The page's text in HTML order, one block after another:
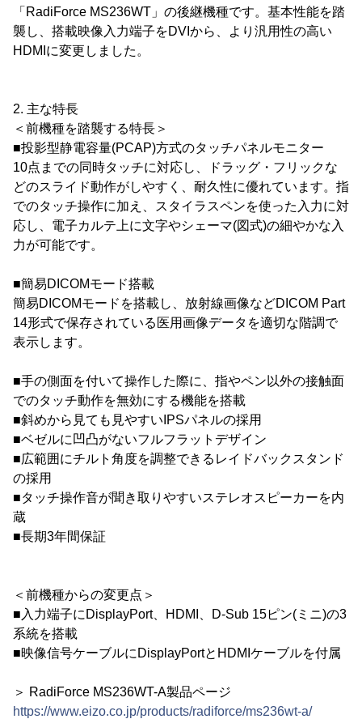
「RadiForce MS236WT」の後継機種です。基本性能を踏
襲し、搭載映像入力端子をDVIから、より汎用性の高い
HDMIに変更しました。
2. 主な特長
＜前機種を踏襲する特長＞
■投影型静電容量(PCAP)方式のタッチパネルモニター
10点までの同時タッチに対応し、ドラッグ・フリックな
どのスライド動作がしやすく、耐久性に優れています。指
でのタッチ操作に加え、スタイラスペンを使った入力に対
応し、電子カルテ上に文字やシェーマ(図式)の細やかな入
力が可能です。
■簡易DICOMモード搭載
簡易DICOMモードを搭載し、放射線画像などDICOM Part
14形式で保存されている医用画像データを適切な階調で
表示します。
■手の側面を付いて操作した際に、指やペン以外の接触面
でのタッチ動作を無効にする機能を搭載
■斜めから見ても見やすいIPSパネルの採用
■ベゼルに凹凸がないフルフラットデザイン
■広範囲にチルト角度を調整できるレイドバックスタンド
の採用
■タッチ操作音が聞き取りやすいステレオスピーカーを内
蔵
■長期3年間保証
＜前機種からの変更点＞
■入力端子にDisplayPort、HDMI、D-Sub 15ピン(ミニ)の3
系統を搭載
■映像信号ケーブルにDisplayPortとHDMIケーブルを付属
＞ RadiForce MS236WT-A製品ページ
https://www.eizo.co.jp/products/radiforce/ms236wt-a/